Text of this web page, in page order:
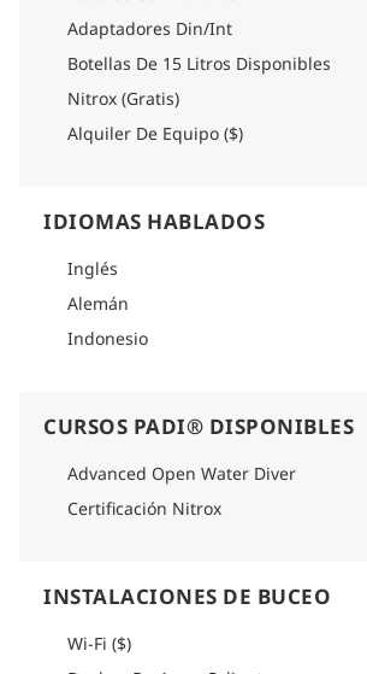
Por favor consulte la sección de logística
para encontrar información detallada
Adaptadores Din/Int
Botellas De 15 Litros Disponibles
Nitrox (Gratis)
Alquiler De Equipo ($)
IDIOMAS HABLADOS
Inglés
Alemán
Indonesio
CURSOS PADI® DISPONIBLES
Advanced Open Water Diver
Certificación Nitrox
INSTALACIONES DE BUCEO
Wi-Fi ($)